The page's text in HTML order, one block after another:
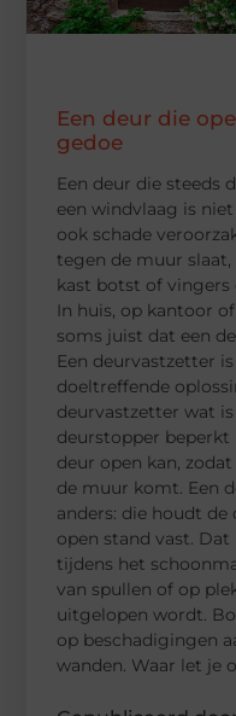
Een deur die
gedoe
Een deur die
een windvlaag is
ook schade
tegen de muur
kast botst of
In huis, op kantoor
soms juist dat een
Een deurvastzetter
doeltreffende
deurvastzetter wat
deurstopper beperkt
deur open kan,
de muur komt. Een
anders: die houdt de
open stand vast.
tijdens het
van spullen of op
uitgelopen wordt.
op beschadigingen
wanden. Waar let je